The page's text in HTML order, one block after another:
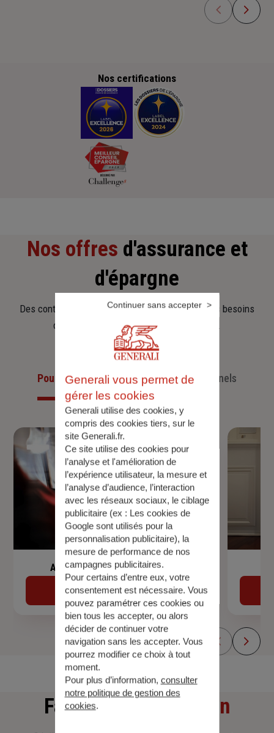
Nos certifications
Nos offres d'assurance et
d'épargne
Des contrats clairs et flexibles pour sécuriser vos besoins
d’aujourd’hui et anticiper ceux de demain.
Pour les particuliersPour les professionnels
Assurance de prêt immobilier
Découvrir
Faitesune simulation
Generali vous permet de
gérer les cookies
Generali utilise des cookies, y
compris des cookies tiers, sur le
site Generali.fr.
Ce site utilise des cookies pour
l’analyse et l'amélioration de
l’expérience utilisateur, la mesure et
l’analyse d’audience, l’interaction
avec les réseaux sociaux, le ciblage
publicitaire (ex : Les cookies de
Google sont utilisés pour la
personnalisation publicitaire), la
mesure de performance de nos
campagnes publicitaires.
Pour certains d’entre eux, votre
consentement est nécessaire. Vous
pouvez paramétrer ces cookies ou
bien tous les accepter, ou alors
décider de continuer votre
navigation sans les accepter. Vous
pourrez modifier ce choix à tout
moment.
Pour plus d’information, consulter
notre politique de gestion des
cookies.
Continuer sans accepter